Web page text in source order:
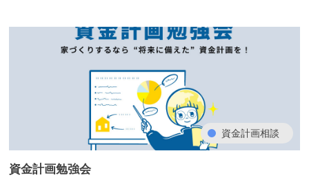
資金計画相談
資金計画勉強会